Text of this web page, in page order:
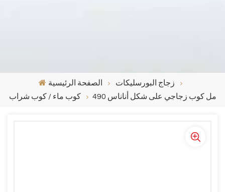
الصفحة الرئيسية
زجاج البورسليكات
كوب ماء / كوب شراب
490 مل كوب زجاجي على شكل أناناس